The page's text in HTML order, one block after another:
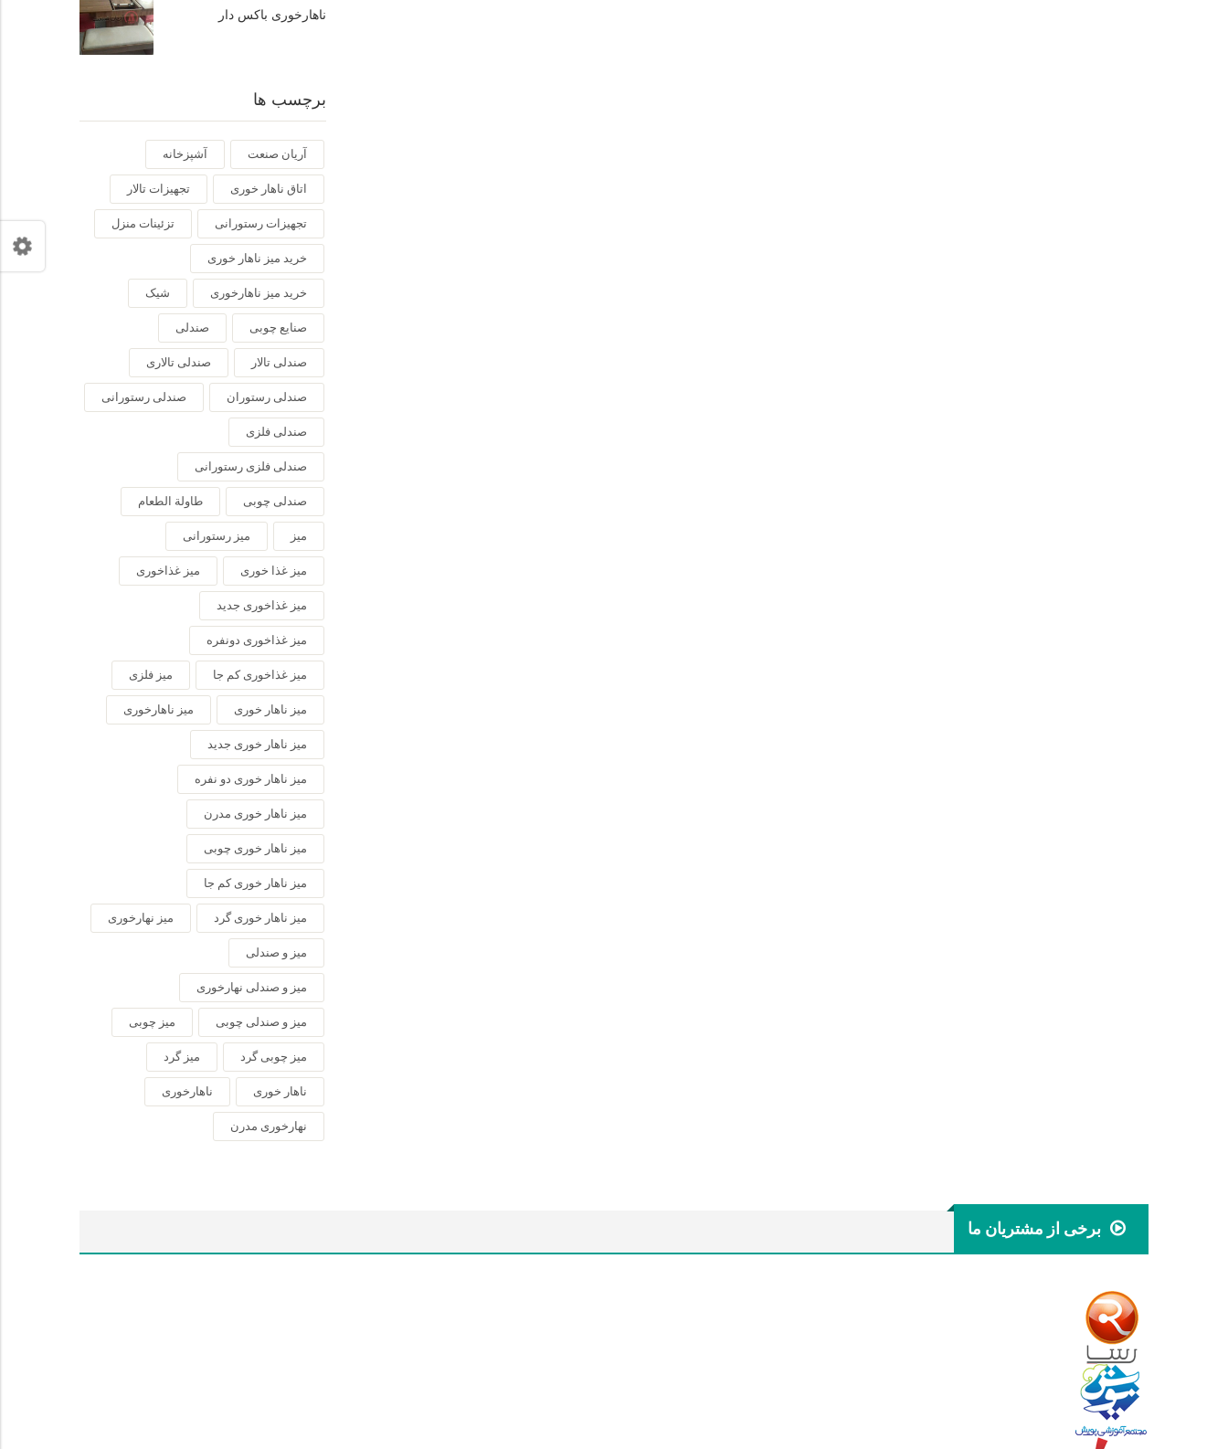
ناهارخوری باکس دار
برچسب ها
آریان صنعت آشپزخانه
اتاق ناهار خوری تجهیزات تالار
تجهیزات رستورانی تزئینات منزل
خرید میز ناهار خوری
خرید میز ناهارخوری شیک
صنایع چوبی صندلی
صندلی تالار صندلی تالاری
صندلی رستوران صندلی رستورانی
صندلی فلزی
صندلی فلزی رستورانی
صندلی چوبی طاولة الطعام
میز میز رستورانی
میز غذا خوری میز غذاخوری
میز غذاخوری جدید
میز غذاخوری دونفره
میز غذاخوری کم جا میز فلزی
میز ناهار خوری میز ناهارخوری
میز ناهار خوری جدید
میز ناهار خوری دو نفره
میز ناهار خوری مدرن
میز ناهار خوری چوبی
میز ناهار خوری کم جا
میز ناهار خوری گرد میز نهارخوری
میز و صندلی
میز و صندلی نهارخوری
میز و صندلی چوبی میز چوبی
میز چوبی گرد میز گرد
ناهار خوری ناهارخوری
نهارخوری مدرن
برخی از مشتریان ما